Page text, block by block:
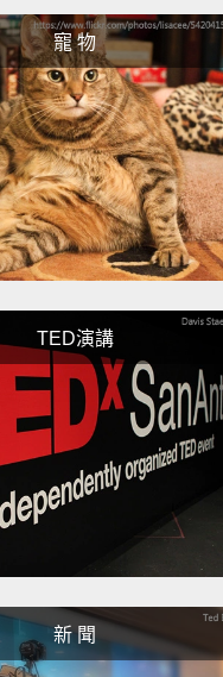
寵 物
TED演講
新 聞